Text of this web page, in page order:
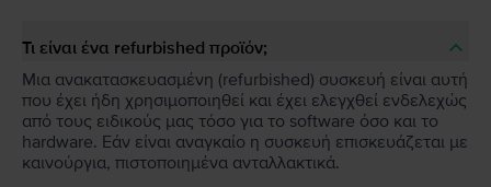
Τι είναι ένα refurbished προϊόν;
Μια ανακατασκευασμένη (refurbished) συσκευή είναι αυτή
που έχει ήδη χρησιμοποιηθεί και έχει ελεγχθεί ενδελεχώς
από τους ειδικούς μας τόσο για το software όσο και το
hardware. Εάν είναι αναγκαίο η συσκευή επισκευάζεται με
καινούργια, πιστοποιημένα ανταλλακτικά.